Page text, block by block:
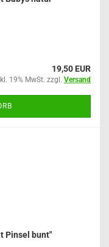
19,50 EUR
19% MwSt. zzgl. Versand
Pinsel bunt"